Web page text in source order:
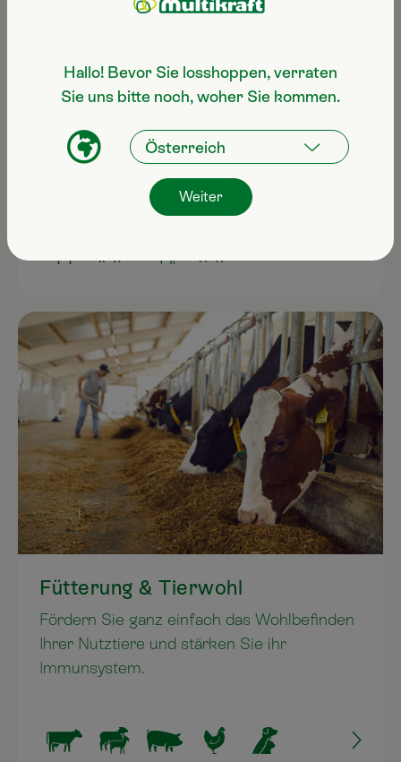
Gülle wird noch wertvoller, wenn sie mit der
Multikraft Technologie behandelt wird.
Fütterung & Tierwohl
Fördern Sie ganz einfach das Wohlbefinden
Ihrer Nutztiere und stärken Sie ihr
Immunsystem.
Hallo! Bevor Sie losshoppen, verraten
Sie uns bitte noch, woher Sie kommen.
Weiter